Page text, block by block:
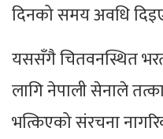
दिनको समय अवधि
यससँगै चितवनस्थित
लागि नेपाली सेनाले
भत्किएको संरचना